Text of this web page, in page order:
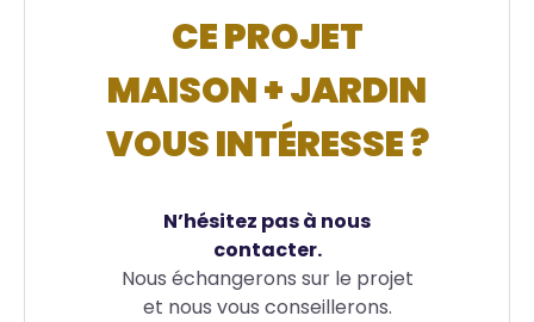
CE PROJET
MAISON + JARDIN
VOUS INTÉRESSE ?
N’hésitez pas à nous
contacter.
Nous échangerons sur le projet
et nous vous conseillerons.